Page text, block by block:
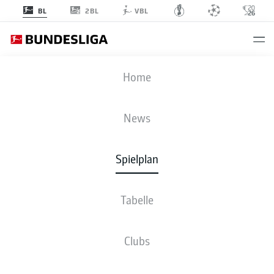
BL 2BL VBL
Home
News
Spielplan
Tabelle
Clubs
ELV
AUFSTELLUNGEN
Fr., 07.05.2027 - So., 09.05.2027